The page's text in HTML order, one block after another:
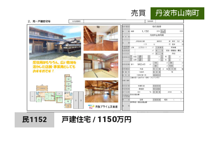
売買 丹波市山南町
民1152 戸建住宅 / 1150万円